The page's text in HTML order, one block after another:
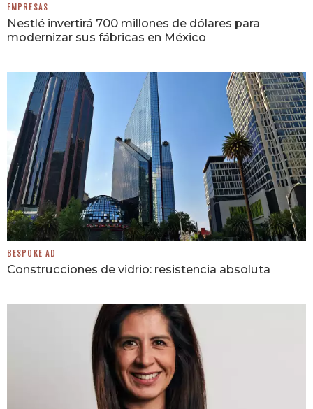
EMPRESAS
Nestlé invertirá 700 millones de dólares para
modernizar sus fábricas en México
BESPOKE AD
Construcciones de vidrio: resistencia absoluta